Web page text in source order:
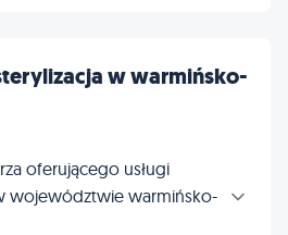
w warmińsko-
oferującego usługi
województwie warmińsko-